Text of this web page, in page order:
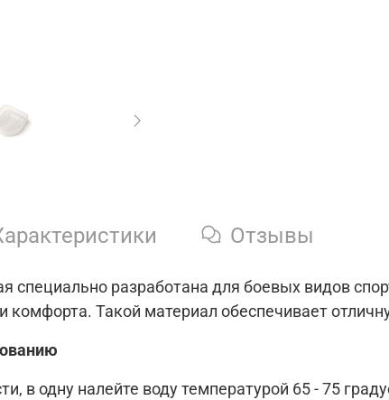
Отзывы
специально разработана для боевых видов
Такой материал обеспечивает
в одну налейте воду температурой 65 - 75